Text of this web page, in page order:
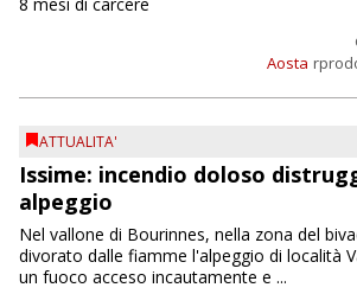
Aosta
8 mesi di carcere
ATTUALITA'
Issime: incendio doloso
alpeggio
Nel vallone di Bourinnes, nella zona del
divorato dalle fiamme l'alpeggio di località
un fuoco acceso incautamente e ...